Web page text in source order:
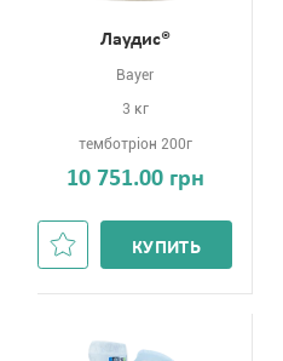
Лаудис®
Bayer
3 кг
темботріон 200г
10 751.00 грн
КУПИТЬ